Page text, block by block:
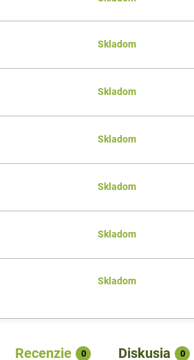
Skladom
Skladom
Skladom
Skladom
Skladom
Skladom
Recenzie 0 Diskusia 0